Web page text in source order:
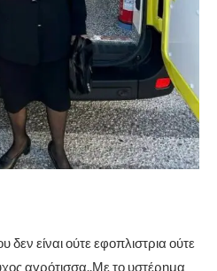
είναι ούτε εφοπλιστρια ούτε
αγρότισσα..Με το υστέρημα